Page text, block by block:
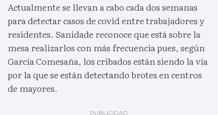
Actualmente se llevan a cabo cada dos semanas
para detectar casos de covid entre trabajadores y
residentes. Sanidade reconoce que está sobre la
mesa realizarlos con más frecuencia pues, según
García Comesaña, los cribados están siendo la vía
por la que se están detectando brotes en centros
de mayores.